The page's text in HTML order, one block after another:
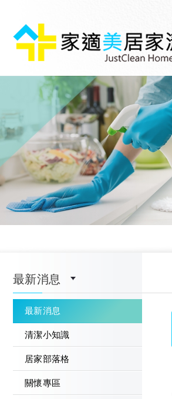
最新消息
最新消息
清潔小知識
居家部落格
關懷專區